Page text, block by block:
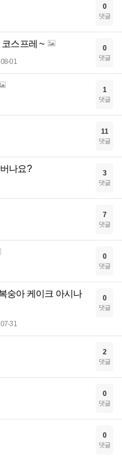
0
댓글
스프레 ~
08-01
0
댓글
1
댓글
11
댓글
나요? 3
댓글
7
댓글
0
댓글
숭아 케이크 아시나
07-31
0
댓글
2
댓글
0
댓글
0
댓글